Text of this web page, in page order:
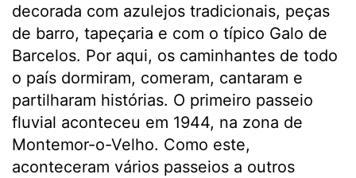
decorada com azulejos tradicionais, peças
de barro, tapeçaria e com o típico Galo de
Barcelos. Por aqui, os caminhantes de todo
o país dormiram, comeram, cantaram e
partilharam histórias. O primeiro passeio
fluvial aconteceu em 1944, na zona de
Montemor-o-Velho. Como este,
aconteceram vários passeios a outros